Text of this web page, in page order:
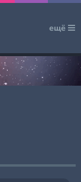
ещё